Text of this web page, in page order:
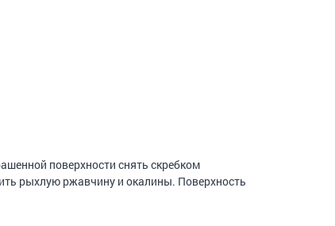
поверхности снять скребком
рыхлую ржавчину и окалины. Поверхность